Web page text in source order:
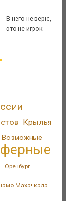
В него не верю,
это не игрок
Крылья
Возможные
Оренбург
Махачкала